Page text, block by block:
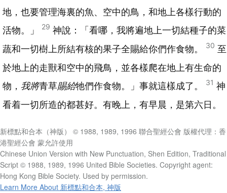
地，也要管理海裏的魚、空中的鳥，和地上各樣行動的
活物。」
29 神說：「看哪，我將遍地上一切結種子的菜
蔬和一切樹上所結有核的果子全賜給你們作食物。
30 至
於地上的走獸和空中的飛鳥，並各樣爬在地上有生命的
物， 我將青草賜給牠們作食物。」事就這樣成了。 31 神
看着一切所造的都甚好。有晚上，有早晨，是第六日。
新標點和合本（神版） © 1988, 1989, 1996 聯合聖經公會 版權代理：香
港聖經公會 蒙允許使用
Chinese Union Version with New Punctuation, Shen Edition, Traditional
Script © 1988, 1989, 1996 United Bible Societies. Copyright agent:
Hong Kong Bible Society. Used by permission.
Learn More About 新標點和合本, 神版